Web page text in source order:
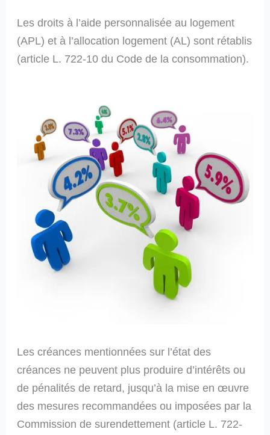
Les droits à l’aide personnalisée au logement
(APL) et à l’allocation logement (AL) sont rétablis
(article L. 722-10 du Code de la consommation).
Les créances mentionnées sur l’état des
créances ne peuvent plus produire d’intérêts ou
de pénalités de retard, jusqu’à la mise en œuvre
des mesures recommandées ou imposées par la
Commission de surendettement (article L. 722-